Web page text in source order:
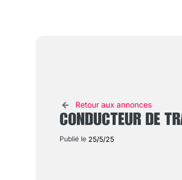
Retour aux annonces
CONDUCTEUR DE
Publié le 25/5/25